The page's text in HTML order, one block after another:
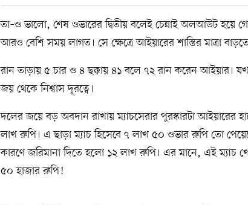
তা–ও ভালো, শেষ ওভারের দ্বিতীয় বলেই চেন্নাই অলআউট
আরও বেশি সময় লাগত। সে ক্ষেত্রে আইয়ারের শাস্তির মাত্রা
রান তাড়ায় ৫ চার ও ৪ ছক্কায় ৪১ বলে ৭২ রান করেন আইয়ার।
জয় থেকে নিশ্বাস দূরত্বে।
দলের জয়ে বড় অবদান রাখায় ম্যাচসেরার পুরস্কারটা আইয়ারের
লাখ রুপি। এ ছাড়া ম্যাচ হিসেবে ৭ লাখ ৫০ ওভার রুপি তো
কারণে জরিমানা দিতে হলো ১২ লাখ রুপি। এর মানে, এই
৫০ হাজার রুপি!